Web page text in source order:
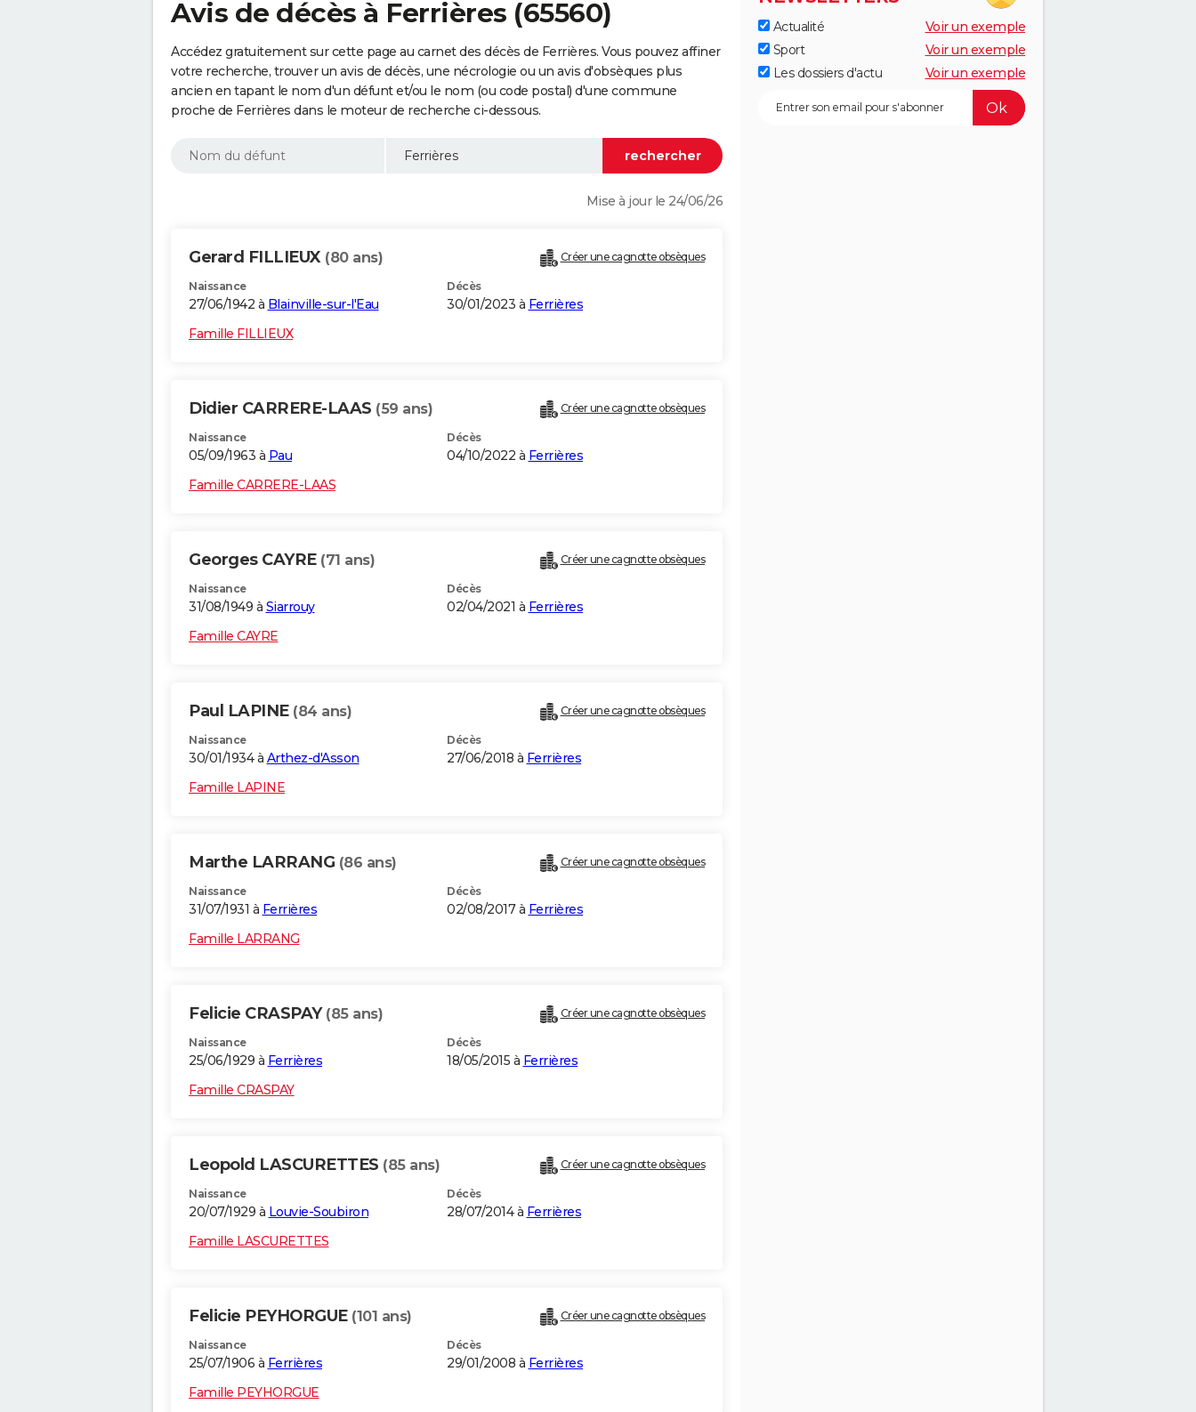
Avis de décès à Ferrières (65560)
Accédez gratuitement sur cette page au carnet des décès de Ferrières. Vous pouvez affiner
votre recherche, trouver un avis de décès, une nécrologie ou un avis d'obsèques plus
ancien en tapant le nom d'un défunt et/ou le nom (ou code postal) d'une commune
proche de Ferrières dans le moteur de recherche ci-dessous.
Mise à jour le 24/06/26
Gerard FILLIEUX (80 ans) Créer une cagnotte obsèques
Naissance
27/06/1942 à Blainville-sur-l'Eau
Décès
30/01/2023 à Ferrières
Famille FILLIEUX
Didier CARRERE-LAAS (59 ans) Créer une cagnotte obsèques
Naissance
05/09/1963 à Pau
Décès
04/10/2022 à Ferrières
Famille CARRERE-LAAS
Georges CAYRE (71 ans) Créer une cagnotte obsèques
Naissance
31/08/1949 à Siarrouy
Décès
02/04/2021 à Ferrières
Famille CAYRE
Paul LAPINE (84 ans) Créer une cagnotte obsèques
Naissance
30/01/1934 à Arthez-d'Asson
Décès
27/06/2018 à Ferrières
Famille LAPINE
Marthe LARRANG (86 ans) Créer une cagnotte obsèques
Naissance
31/07/1931 à Ferrières
Décès
02/08/2017 à Ferrières
Famille LARRANG
Felicie CRASPAY (85 ans) Créer une cagnotte obsèques
Naissance
25/06/1929 à Ferrières
Décès
18/05/2015 à Ferrières
Famille CRASPAY
Leopold LASCURETTES (85 ans) Créer une cagnotte obsèques
Naissance
20/07/1929 à Louvie-Soubiron
Décès
28/07/2014 à Ferrières
Famille LASCURETTES
Felicie PEYHORGUE (101 ans) Créer une cagnotte obsèques
Naissance
25/07/1906 à Ferrières
Décès
29/01/2008 à Ferrières
Famille PEYHORGUE
Actualité
Voir un exemple
Sport
Voir un exemple
Les dossiers d'actu
Voir un exemple